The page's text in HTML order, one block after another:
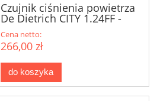
Czujnik ciśnienia powietrza
De Dietrich CITY 1.24FF -
2.24FF...
Cena netto:
266,00 zł
do koszyka